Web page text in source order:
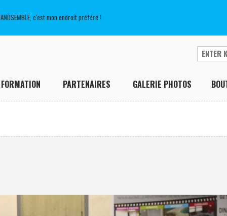
c'est mon endroit préféré !
FORMATION PARTENAIRES GALERIE PHOTOS